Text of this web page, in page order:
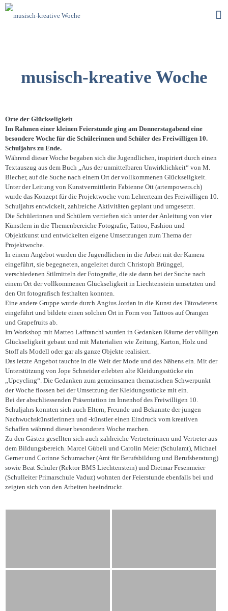
musisch-kreative Woche
Orte der Glückseligkeit
Im Rahmen einer kleinen Feierstunde ging am Donnerstagabend eine
besondere Woche für die Schülerinnen und Schüler des Freiwilligen 10.
Schuljahrs zu Ende.
Während dieser Woche begaben sich die Jugendlichen, inspiriert durch einen
Textauszug aus dem Buch „Aus der unmittelbaren Unwirklichkeit“ von M.
Blecher, auf die Suche nach einem Ort der vollkommenen Glückseligkeit.
Unter der Leitung von Kunstvermittlerin Fabienne Ott (artempowers.ch)
wurde das Konzept für die Projektwoche vom Lehrerteam des Freiwilligen 10.
Schuljahrs entwickelt, zahlreiche Aktivitäten geplant und umgesetzt.
Die Schülerinnen und Schülern vertieften sich unter der Anleitung von vier
Künstlern in die Themenbereiche Fotografie, Tattoo, Fashion und
Objektkunst und entwickelten eigene Umsetzungen zum Thema der
Projektwoche.
In einem Angebot wurden die Jugendlichen in die Arbeit mit der Kamera
eingeführt, sie begegneten, angeleitet durch Christoph Brünggel,
verschiedenen Stilmitteln der Fotografie, die sie dann bei der Suche nach
einem Ort der vollkommenen Glückseligkeit in Liechtenstein umsetzten und
den Ort fotografisch festhalten konnten.
Eine andere Gruppe wurde durch Angius Jordan in die Kunst des Tätowierens
eingeführt und bildete einen solchen Ort in Form von Tattoos auf Orangen
und Grapefruits ab.
Im Workshop mit Matteo Laffranchi wurden in Gedanken Räume der völligen
Glückseligkeit gebaut und mit Materialien wie Zeitung, Karton, Holz und
Stoff als Modell oder gar als ganze Objekte realisiert.
Das letzte Angebot tauchte in die Welt der Mode und des Nähens ein. Mit der
Unterstützung von Jope Schneider erlebten alte Kleidungsstücke ein
„Upcycling“. Die Gedanken zum gemeinsamen thematischen Schwerpunkt
der Woche flossen bei der Umsetzung der Kleidungsstücke mit ein.
Bei der abschliessenden Präsentation im Innenhof des Freiwilligen 10.
Schuljahrs konnten sich auch Eltern, Freunde und Bekannte der jungen
Nachwuchskünstlerinnen und -künstler einen Eindruck vom kreativen
Schaffen während dieser besonderen Woche machen.
Zu den Gästen gesellten sich auch zahlreiche Vertreterinnen und Vertreter aus
dem Bildungsbereich. Marcel Gübeli und Carolin Meier (Schulamt), Michael
Gerner und Corinne Schumacher (Amt für Berufsbildung und Berufsberatung)
sowie Beat Schuler (Rektor BMS Liechtenstein) und Dietmar Fesenmeier
(Schulleiter Primarschule Vaduz) wohnten der Feierstunde ebenfalls bei und
zeigten sich von den Arbeiten beeindruckt.